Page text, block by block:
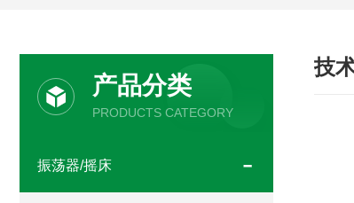
技
产品分类
PRODUCTS CATEGORY
振荡器/摇床